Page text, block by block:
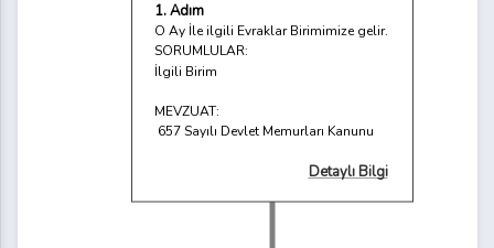
1. Adım
O Ay İle ilgili Evraklar Birimimize gelir.
SORUMLULAR:
İlgili Birim
MEVZUAT:
657 Sayılı Devlet Memurları Kanunu
Detaylı Bilgi